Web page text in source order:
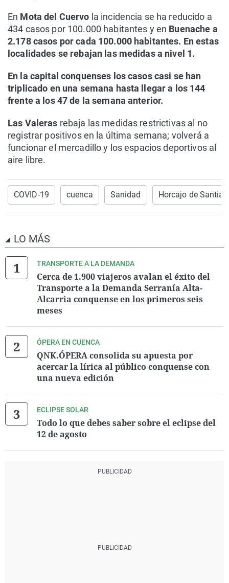
En Mota del Cuervo la incidencia se ha reducido a
434 casos por 100.000 habitantes y en Buenache a
2.178 casos por cada 100.000 habitantes. En estas
localidades se rebajan las medidas a nivel 1.
En la capital conquenses los casos casi se han
triplicado en una semana hasta llegar a los 144
frente a los 47 de la semana anterior.
Las Valeras rebaja las medidas restrictivas al no
registrar positivos en la última semana; volverá a
funcionar el mercadillo y los espacios deportivos al
aire libre.
COVID-19 cuenca Sanidad Horcajo de
LO MÁS
TRANSPORTE A LA DEMANDA
Cerca de 1.900 viajeros avalan el éxito del
Transporte a la Demanda Serranía Alta-
Alcarria conquense en los primeros seis
meses
ÓPERA EN CUENCA
QNK.ÓPERA consolida su apuesta por
acercar la lírica al público conquense con
una nueva edición
ECLIPSE SOLAR
Todo lo que debes saber sobre el eclipse del
12 de agosto